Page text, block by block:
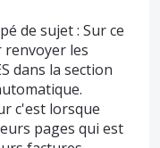
de sujet : Sur ce
renvoyer les
dans la section
c'est lorsque
pages qui est